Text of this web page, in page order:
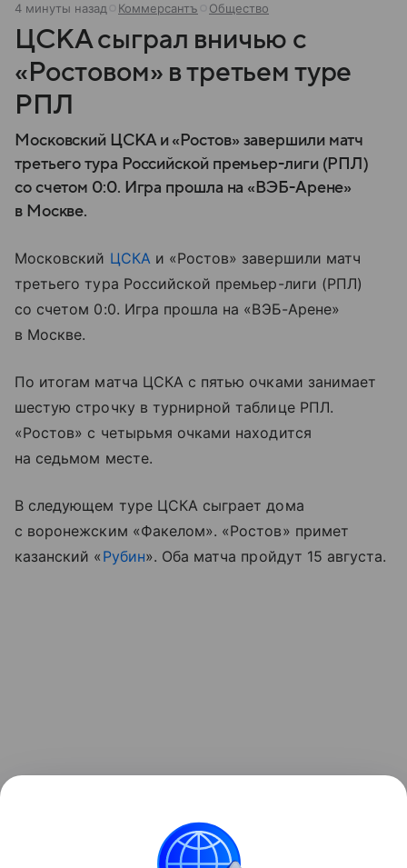
5 минут назад Коммерсантъ Общество
ЦСКА сыграл вничью с
«Ростовом» в третьем туре
РПЛ
Московский ЦСКА и «Ростов» завершили матч
третьего тура Российской премьер-лиги (РПЛ)
со счетом 0:0. Игра прошла на «ВЭБ-Арене»
в Москве.
Московский ЦСКАи «Ростов» завершили матч
третьего тура Российской премьер-лиги (РПЛ)
со счетом 0:0. Игра прошла на «ВЭБ-Арене»
в Москве.
По итогам матча ЦСКА с пятью очками занимает
шестую строчку в турнирной таблице РПЛ.
«Ростов» с четырьмя очками находится
на седьмом месте.
В следующем туре ЦСКА сыграет дома
с воронежским «Факелом». «Ростов» примет
казанский « Рубин». Оба матча пройдут 15 августа.